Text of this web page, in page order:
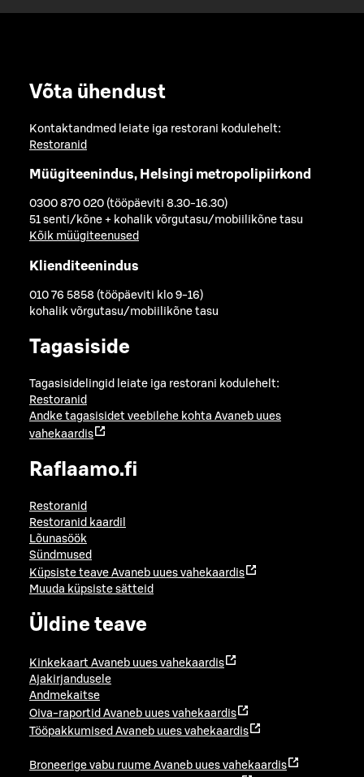
Võta ühendust
Kontaktandmed leiate iga restorani kodulehelt:
Restoranid
Müügiteenindus, Helsingi metropolipiirkond
0300 870 020 (tööpäeviti 8.30-16.30)
51 senti/kõne + kohalik võrgutasu/mobiilikõne tasu
Kõik müügiteenused
Klienditeenindus
010 76 5858 (tööpäeviti klo 9-16)
kohalik võrgutasu/mobiilikõne tasu
Tagasiside
Tagasisidelingid leiate iga restorani kodulehelt:
Restoranid
Andke tagasisidet veebilehe kohta Avaneb uues
vahekaardis
Raflaamo.fi
Restoranid
Restoranid kaardil
Lõunasöök
Sündmused
Küpsiste teave Avaneb uues vahekaardis
Muuda küpsiste sätteid
Üldine teave
Kinkekaart Avaneb uues vahekaardis
Ajakirjandusele
Andmekaitse
Oiva-raportid Avaneb uues vahekaardis
Tööpakkumised Avaneb uues vahekaardis
Broneerige vabu ruume Avaneb uues vahekaardis